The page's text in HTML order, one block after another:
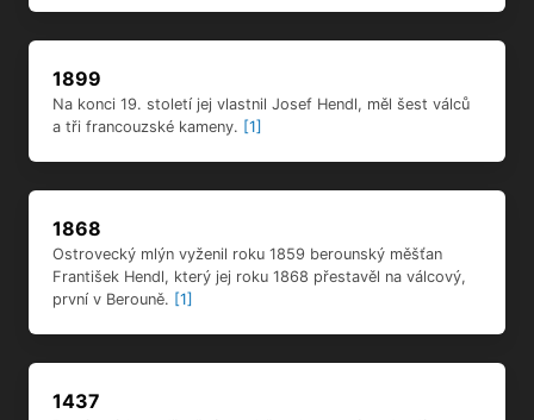
Ostrovecký mlýn vyženil roku 1859 berounský měšťan
František Hendl, který jej roku 1868 přestavěl na válcový,
první v Berouně. [1]
1437
První zmínky o dřevěné stavbě na kamenné podezdívce na
ostrově pod dolejší městskou branou, kde Berounka tvoří
rameno zvané Mlýnská strouha, pocházejí z roku 1437.
Literatura